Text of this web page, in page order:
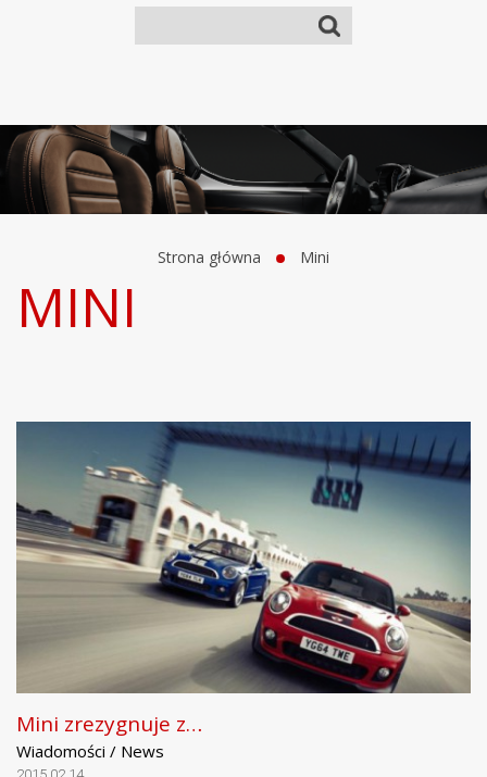
Strona główna Mini
MINI
Mini zrezygnuje z…
Wiadomości / News